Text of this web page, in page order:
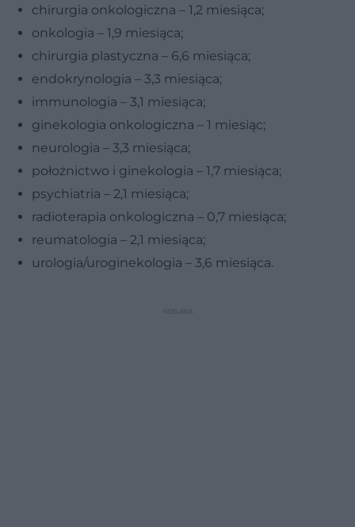
chirurgia onkologiczna – 1,2 miesiąca;
onkologia – 1,9 miesiąca;
chirurgia plastyczna – 6,6 miesiąca;
endokrynologia – 3,3 miesiąca;
immunologia – 3,1 miesiąca;
ginekologia onkologiczna – 1 miesiąc;
neurologia – 3,3 miesiąca;
położnictwo i ginekologia – 1,7 miesiąca;
psychiatria – 2,1 miesiąca;
radioterapia onkologiczna – 0,7 miesiąca;
reumatologia – 2,1 miesiąca;
urologia/uroginekologia – 3,6 miesiąca.